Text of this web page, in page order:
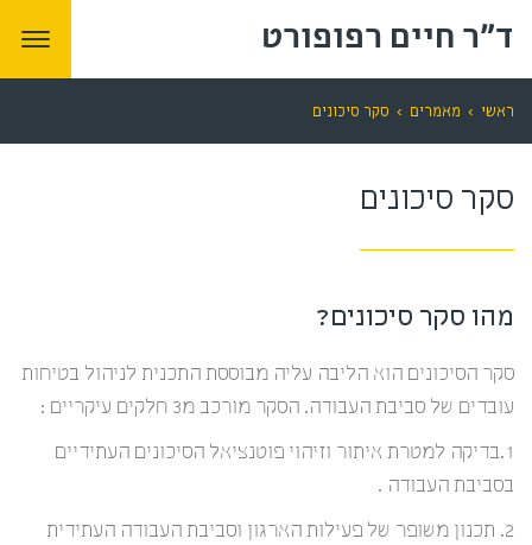
ד"ר חיים רפופורט
ראשי › מאמרים › סקר סיכונים
סקר סיכונים
מהו סקר סיכונים?
סקר הסיכונים הוא הליבה עליה מבוססת התכנית לניהול בטיחות
עובדים של סביבת העבודה. הסקר מורכב מ3 חלקים עיקריים :
1.בדיקה למטרת איתור וזיהוי פוטנציאל הסיכונים העתידיים
בסביבת העבודה .
2. תכנון משופר של פעילות הארגון וסביבת העבודה העתידית